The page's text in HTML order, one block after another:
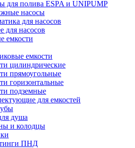
для полива ESPA и UNIPUMP
насосы
для насосов
для насосов
емкости
емкости
цилиндрические
прямоугольные
горизонтальные
подземные
для емкостей
душа
и колодцы
ПНД